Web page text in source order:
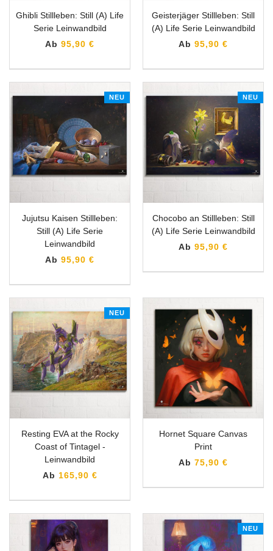
Ghibli Stillleben: Still (A) Life
Serie Leinwandbild
Ab 95,90 €
Geisterjäger Stillleben: Still
(A) Life Serie Leinwandbild
Ab 95,90 €
NEU
Jujutsu Kaisen Stillleben:
Still (A) Life Serie
Leinwandbild
Ab 95,90 €
NEU
Chocobo an Stillleben: Still
(A) Life Serie Leinwandbild
Ab 95,90 €
NEU
Resting EVA at the Rocky
Coast of Tintagel -
Leinwandbild
Ab 165,90 €
Hornet Square Canvas
Print
Ab 75,90 €
NEU